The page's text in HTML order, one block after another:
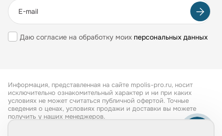
Даю согласие на обработку моих персональных данных
Информация, представленная на сайте mpolis-pro.ru, носит
исключительно ознакомительный характер и ни при каких
условиях не может считаться публичной офертой. Точные
сведения о ценах, условиях продажи и доставки вы можете
получить у наших менеджеров.